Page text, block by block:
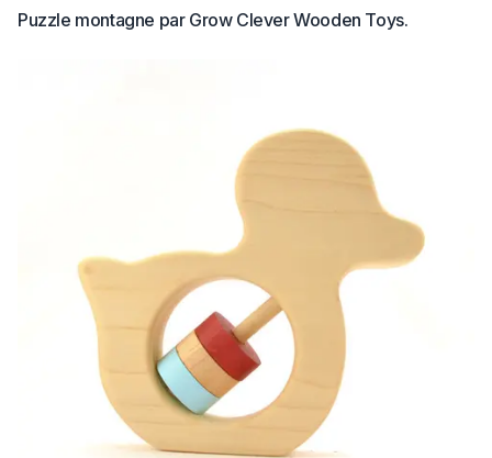
Puzzle montagne par Grow Clever Wooden Toys.